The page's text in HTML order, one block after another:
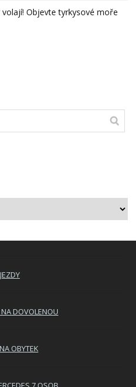
Objevte tyrkysové moře
NA DOVOLENOU
OBYTEK